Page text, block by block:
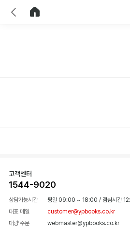
고객센터
1544-9020
상담가능시간 평일 09:00 ~ 18:00 / 점심시간
대표 메일
customer@ypbooks.co.kr
대량 주문
webmaster@ypbooks.co.kr